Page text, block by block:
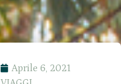
Aprile 6, 2021